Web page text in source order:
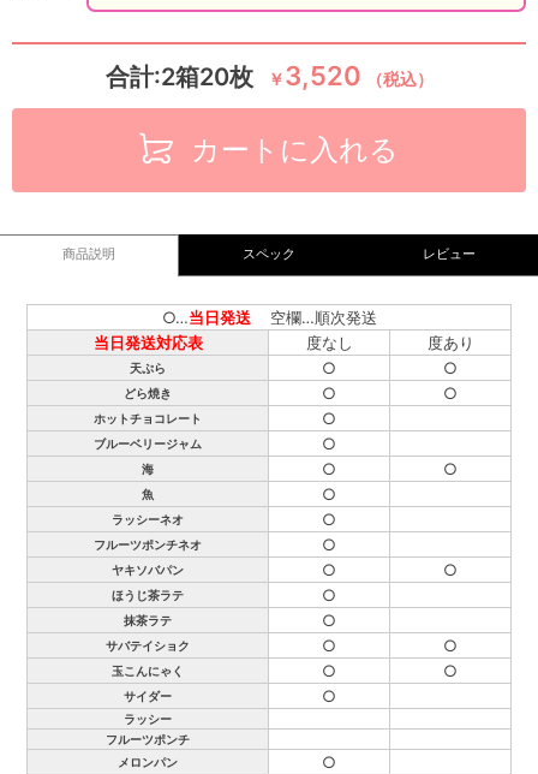
合計:2箱20枚 ￥3,520 （税込）
カートに入れる
商品説明 スペック レビュー
○…当日発送
空欄…順次発送
当日発送対応表
度なし 度あり
天ぷら ○ ○
どら焼き ○ ○
ホットチョコレート ○
ブルーベリージャム ○
海 ○ ○
魚 ○
ラッシーネオ ○
フルーツポンチネオ ○
ヤキソバパン ○ ○
ほうじ茶ラテ ○
抹茶ラテ ○
サバテイショク ○ ○
玉こんにゃく ○ ○
サイダー ○
ラッシー
フルーツポンチ
メロンパン
○